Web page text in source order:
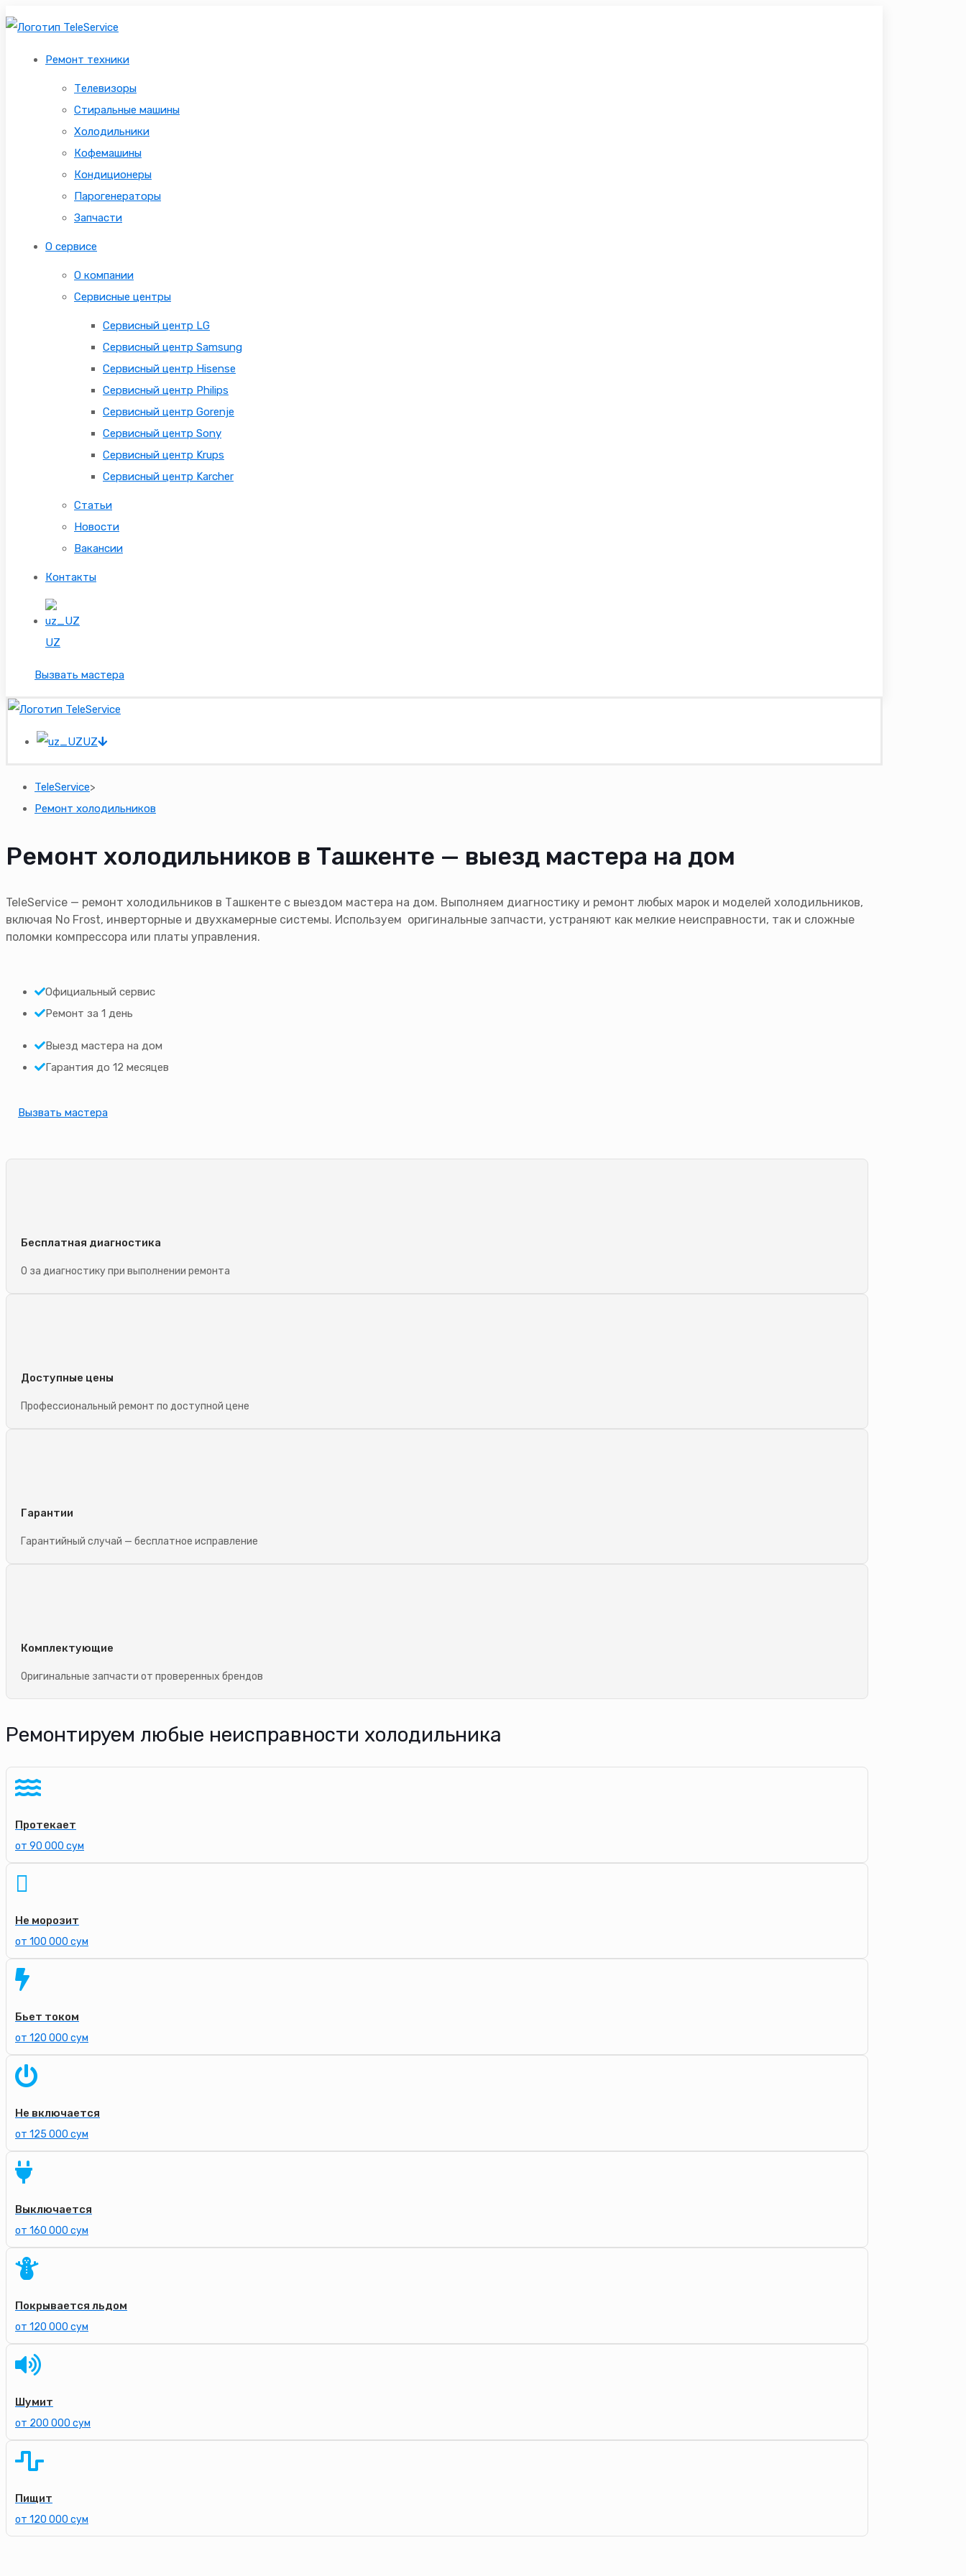
Ремонт техники
Телевизоры
Стиральные машины
Холодильники
Кофемашины
Кондиционеры
Парогенераторы
Запчасти
О сервисе
О компании
Сервисные центры
Сервисный центр LG
Сервисный центр Samsung
Сервисный центр Hisense
Сервисный центр Philips
Сервисный центр Gorenje
Сервисный центр Sony
Сервисный центр Krups
Сервисный центр Karcher
Статьи
Новости
Вакансии
Контакты
UZ
Вызвать мастера
UZ
TeleService>
Ремонт холодильников
Ремонт холодильников в Ташкенте — выезд мастера на дом
TeleService — ремонт холодильников в Ташкенте с выездом мастера на дом. Выполняем диагностику и ремонт любых марок и моделей холодильников,
включая No Frost, инверторные и двухкамерные системы. Используем оригинальные запчасти, устраняют как мелкие неисправности, так и сложные
поломки компрессора или платы управления.
Официальный сервис
Ремонт за 1 день
Выезд мастера на дом
Гарантия до 12 месяцев
Вызвать мастера
Бесплатная диагностика
0 за диагностику при выполнении ремонта
Доступные цены
Профессиональный ремонт по доступной цене
Гарантии
Гарантийный случай — бесплатное исправление
Комплектующие
Оригинальные запчасти от проверенных брендов
Ремонтируем любые неисправности холодильника
Протекает
от 90 000 сум
Не морозит
от 100 000 сум
Бьет током
от 120 000 сум
Не включается
от 125 000 сум
Выключается
от 160 000 сум
Покрывается льдом
от 120 000 сум
Шумит
от 200 000 сум
Пищит
от 120 000 сум